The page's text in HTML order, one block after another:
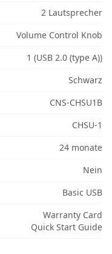
2 Lautsprecher
Volume Control Knob
1 (USB 2.0 (type A))
Schwarz
CNS-CHSU1B
CHSU-1
24 monate
Nein
Basic USB
Warranty Card
Quick Start Guide